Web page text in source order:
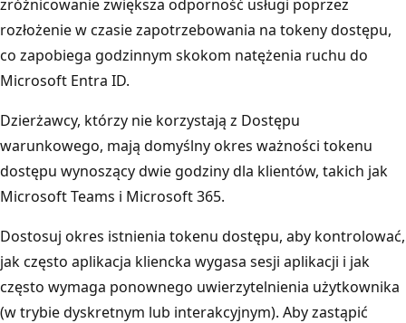
zróżnicowanie zwiększa odporność usługi poprzez
rozłożenie w czasie zapotrzebowania na tokeny dostępu,
co zapobiega godzinnym skokom natężenia ruchu do
Microsoft Entra ID.
Dzierżawcy, którzy nie korzystają z Dostępu
warunkowego, mają domyślny okres ważności tokenu
dostępu wynoszący dwie godziny dla klientów, takich jak
Microsoft Teams i Microsoft 365.
Dostosuj okres istnienia tokenu dostępu, aby kontrolować,
jak często aplikacja kliencka wygasa sesji aplikacji i jak
często wymaga ponownego uwierzytelnienia użytkownika
(w trybie dyskretnym lub interakcyjnym). Aby zastąpić